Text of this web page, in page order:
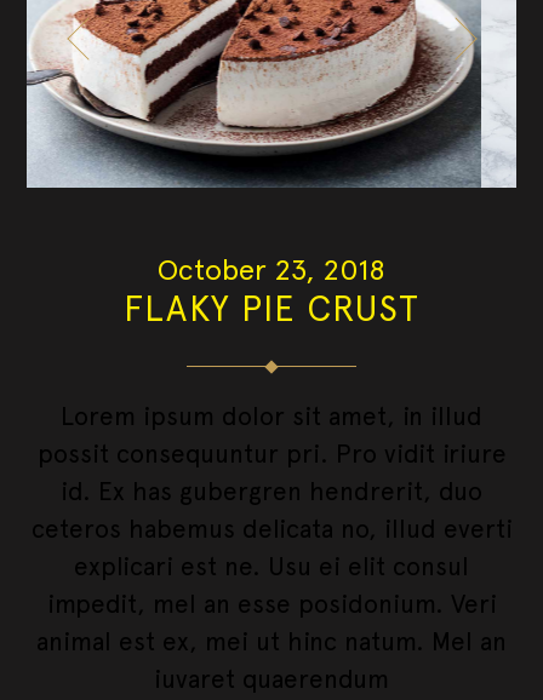
October 23, 2018
FLAKY PIE CRUST
Lorem ipsum dolor sit amet, in illud
possit consequuntur pri. Pro vidit iriure
id. Ex has gubergren hendrerit, duo
ceteros habemus delicata no, illud everti
explicari est ne. Usu ei elit consul
impedit, mel an esse posidonium. Veri
animal est ex, mei ut hinc natum. Mel an
iuvaret quaerendum